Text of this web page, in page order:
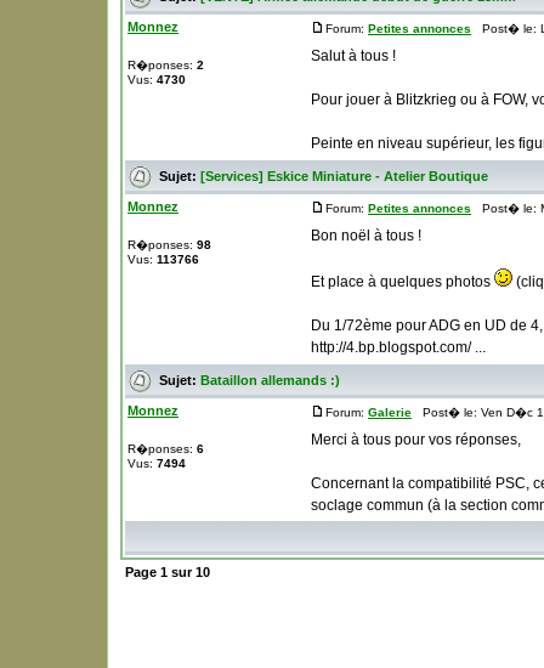
Monnez
R�ponses: 2
Vus: 4730
Forum: Petites annonces Post� le:
Salut à tous !
Pour jouer à Blitzkrieg ou à FOW,
Peinte en niveau supérieur, les
Sujet: [Services] Eskice Miniature - Atelier Boutique
Monnez
R�ponses: 98
Vus: 113766
Forum: Petites annonces Post� le:
Bon noël à tous !
Et place à quelques photos
Du 1/72ème pour ADG en UD de
http://4.bp.blogspot.com/ ...
Sujet: Bataillon allemands :)
Monnez
R�ponses: 6
Vus: 7494
Forum: Galerie Post� le: Ven D�c
Merci à tous pour vos réponses,
Concernant la compatibilité PSC,
soclage commun (à la section
Page 1 sur10